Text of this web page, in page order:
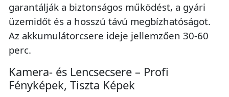
garantálják a biztonságos működést, a gyári
üzemidőt és a hosszú távú megbízhatóságot.
Az akkumulátorcsere ideje jellemzően 30-60
perc.
Kamera- és Lencsecsere – Profi
Fényképek, Tiszta Képek